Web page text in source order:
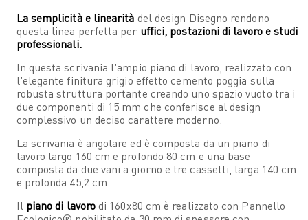
La semplicità e linearità del design Disegno rendono
questa linea perfetta per uffici, postazioni di lavoro e studi
professionali.
In questa scrivania l'ampio piano di lavoro, realizzato con
l'elegante finitura grigio effetto cemento poggia sulla
robusta struttura portante creando uno spazio vuoto tra i
due componenti di 15 mm che conferisce al design
complessivo un deciso carattere moderno.
La scrivania è angolare ed è composta da un piano di
lavoro largo 160 cm e profondo 80 cm e una base
composta da due vani a giorno e tre cassetti, larga 140 cm
e profonda 45,2 cm.
Il piano di lavorodi 160x80 cm è realizzato con Pannello